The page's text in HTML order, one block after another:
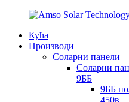
Кућа
Производи
Соларни панели
Соларни
9ББ
9ББ
450в